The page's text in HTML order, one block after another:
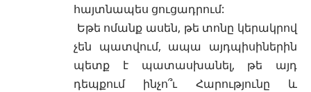
հայտնապես ցուցադրում:
Եթե ոմանք ասեն, թե տոնը կերակրով
չեն պատվում, ապա այդպիսիներին
պետք է պատասխանել, թե այդ
դեպքում ինչո՞ւ Հարությունը և